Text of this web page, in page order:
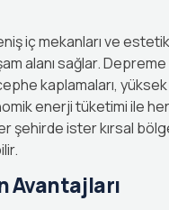
iç mekanları ve estetik
alanı sağlar. Depreme
kaplamaları, yüksek
enerji tüketimi ile her
şehirde ister kırsal
Avantajları